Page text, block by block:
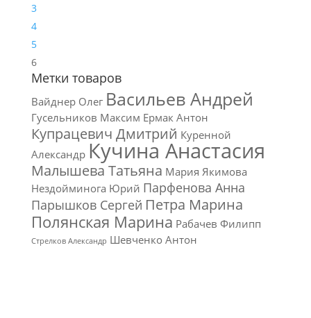
3
4
5
6
Метки товаров
Вайднер Олег Васильев Андрей
Гусельников Максим Ермак Антон
Купрацевич Дмитрий Куренной
Александр Кучина Анастасия
Малышева Татьяна Мария Якимова
Нездойминога Юрий Парфенова Анна
Парышков Сергей Петра Марина
Полянская Марина Рабачев Филипп
Стрелков Александр Шевченко Антон